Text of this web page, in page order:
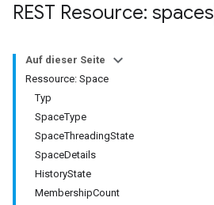
REST Resource: spaces
Auf dieser Seite
Ressource: Space
Typ
SpaceType
SpaceThreadingState
SpaceDetails
HistoryState
MembershipCount